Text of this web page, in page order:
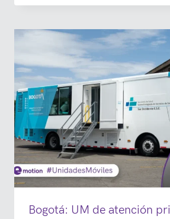
Bogotá: UM de atención